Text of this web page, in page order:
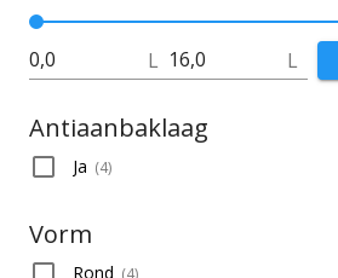
L L
Antiaanbaklaag
Ja (4)
Vorm
Rond (4)